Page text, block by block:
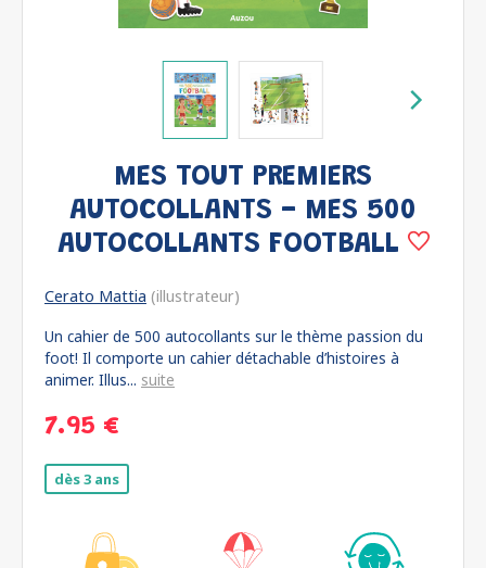
MES TOUT PREMIERS
AUTOCOLLANTS - MES 500
AUTOCOLLANTS FOOTBALL
Cerato Mattia (illustrateur)
Un cahier de 500 autocollants sur le thème passion du
foot! Il comporte un cahier détachable d’histoires à
animer. Illus... suite
7.95 €
dès 3 ans